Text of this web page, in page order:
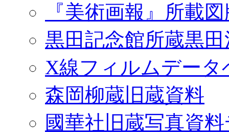
『美術画報』所載
黒田記念館所蔵黒
X線フィルムデータ
森岡柳蔵旧蔵資料
國華社旧蔵写真資